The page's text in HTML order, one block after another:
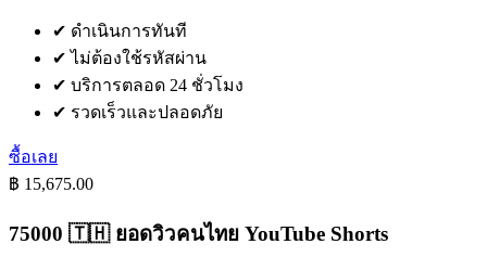
✔ ดำเนินการทันที
✔ ไม่ต้องใช้รหัสผ่าน
✔ บริการตลอด 24 ชั่วโมง
✔ รวดเร็วและปลอดภัย
ซื้อเลย
฿ 15,675.00
75000 🇹🇭 ยอดวิวคนไทย YouTube Shorts